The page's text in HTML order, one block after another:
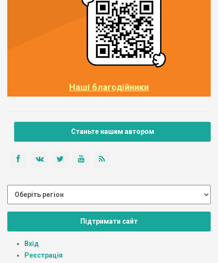
Наші благодійники
Станьте нашим автором
Підтримати сайт
Вхід
Реєстрація